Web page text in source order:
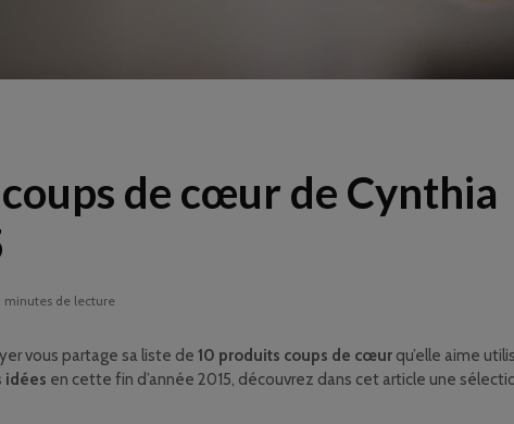
de cœur de Cynthia
minutes de lecture
vous partage sa liste de 10 produits coups de cœur qu’elle aime
idées en cette fin d’année 2015, découvrez dans cet article une